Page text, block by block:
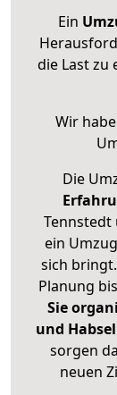
Ein
die Last zu
Wir
Die
Tennstedt
ein
sich
Planung
Sie
und
sorgen
neuen